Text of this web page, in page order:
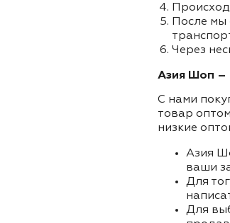
После
Через
Азия Шоп –
С нами
товар
низкие
Азия
ваши
Для
Для